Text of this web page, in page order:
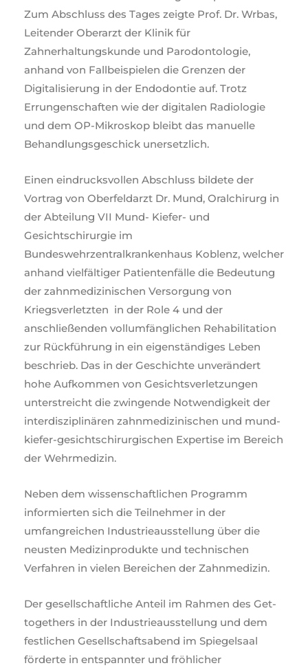
Zum Abschluss des Tages zeigte Prof. Dr. Wrbas,
Leitender Oberarzt der Klinik für
Zahnerhaltungskunde und Parodontologie,
anhand von Fallbeispielen die Grenzen der
Digitalisierung in der Endodontie auf. Trotz
Errungenschaften wie der digitalen Radiologie
und dem OP-Mikroskop bleibt das manuelle
Behandlungsgeschick unersetzlich.
Einen eindrucksvollen Abschluss bildete der
Vortrag von Oberfeldarzt Dr. Mund, Oralchirurg in
der Abteilung VII Mund- Kiefer- und
Gesichtschirurgie im
Bundeswehrzentralkrankenhaus Koblenz, welcher
anhand vielfältiger Patientenfälle die Bedeutung
der zahnmedizinischen Versorgung von
Kriegsverletzten in der Role 4 und der
anschließenden vollumfänglichen Rehabilitation
zur Rückführung in ein eigenständiges Leben
beschrieb. Das in der Geschichte unverändert
hohe Aufkommen von Gesichtsverletzungen
unterstreicht die zwingende Notwendigkeit der
interdisziplinären zahnmedizinischen und mund-
kiefer-gesichtschirurgischen Expertise im Bereich
der Wehrmedizin.
Neben dem wissenschaftlichen Programm
informierten sich die Teilnehmer in der
umfangreichen Industrieausstellung über die
neusten Medizinprodukte und technischen
Verfahren in vielen Bereichen der Zahnmedizin.
Der gesellschaftliche Anteil im Rahmen des Get-
togethers in der Industrieausstellung und dem
festlichen Gesellschaftsabend im Spiegelsaal
förderte in entspannter und fröhlicher